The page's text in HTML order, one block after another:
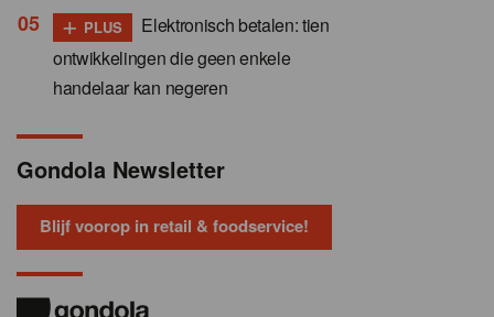
+ PLUS
Elektronisch betalen: tien
ontwikkelingen die geen enkele
handelaar kan negeren
Gondola Newsletter
Blijf voorop in retail & foodservice!